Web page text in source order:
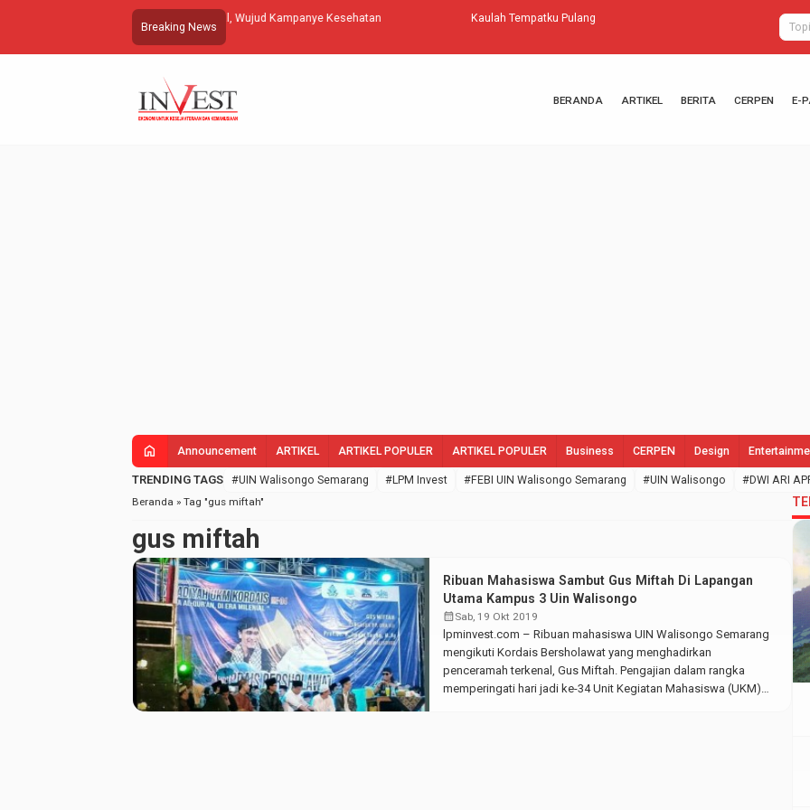
Breaking News
Kampanye Kesehatan Kaulah Tempatku Pulang
Budi Setyo
BERANDA ARTIKEL BERITA CERPEN E-
home Announcement ARTIKEL ARTIKEL POPULER ARTIKEL POPULER Business CERPEN Design
TRENDING TAGS #UIN Walisongo Semarang #LPM Invest #FEBI UIN Walisongo Semarang #UIN Walisongo #DWI ARI
Beranda » Tag "gus miftah"
gus miftah
Ribuan Mahasiswa Sambut Gus Miftah Di Lapangan
Utama Kampus 3 Uin Walisongo
calendar_monthSab, 19 Okt 2019
lpminvest.com – Ribuan mahasiswa UIN Walisongo Semarang
mengikuti Kordais Bersholawat yang menghadirkan
penceramah terkenal, Gus Miftah. Pengajian dalam rangka
memperingati hari jadi ke-34 Unit Kegiatan Mahasiswa (UKM)